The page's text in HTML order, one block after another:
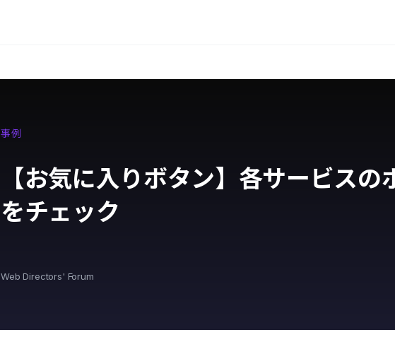
事例
【お気に入りボタン】各サービスの
をチェック
Web Directors' Forum